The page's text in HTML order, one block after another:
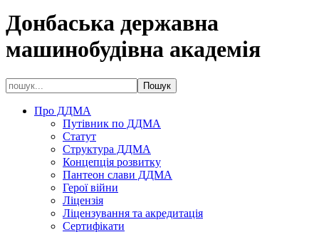
Донбаська державна
машинобудівна академія
Про ДДМА
Путівник по ДДМА
Статут
Структура ДДМА
Концепція розвитку
Пантеон слави ДДМА
Герої війни
Ліцензія
Ліцензування та акредитація
Сертифікати